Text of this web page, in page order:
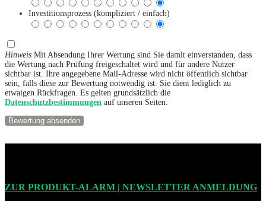
Investitionsprozess (kompliziert / einfach)
Hinweis Mit Absendung Ihrer Wertung sind Sie damit einverstanden, dass
die Wertung nach Prüfung freigeschaltet wird und für andere Nutzer
sichtbar ist. Ihre angegebene Mail-Adresse wird nicht öffentlich sichtbar
sein, falls diese zur Bewertung notwendig ist. Sie dient lediglich zu
etwaigen Rückfragen. Es gelten grundsätzlich die
Datenschutzbestimmungen auf unseren Seiten.
ZUR PRODUKT-ALARM | NEWSLETTER ANMELDUNG